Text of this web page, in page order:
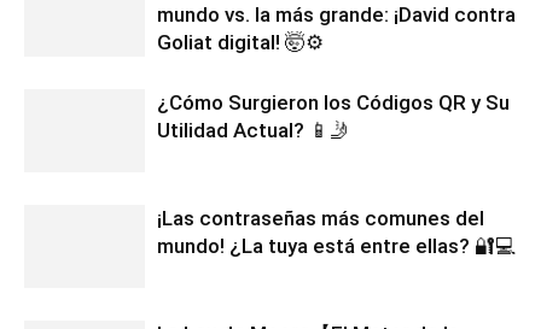
mundo vs. la más grande: ¡David contra
Goliat digital! 🤯⚙️
¿Cómo Surgieron los Códigos QR y Su
Utilidad Actual? 📱🤳
¡Las contraseñas más comunes del
mundo! ¿La tuya está entre ellas? 🔐💻